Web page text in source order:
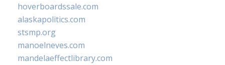
hoverboardssale.com
alaskapolitics.com
stsmp.org
manoelneves.com
mandelaeffectlibrary.com